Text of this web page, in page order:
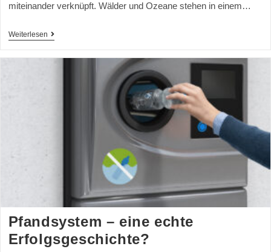
miteinander verknüpft. Wälder und Ozeane stehen in einem…
Weiterlesen
Pfandsystem – eine echte
Erfolgsgeschichte?